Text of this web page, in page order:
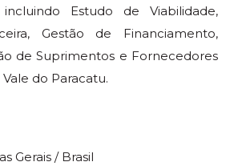
Estudo de Viabilidade,
Gestão de Financiamento,
de Suprimentos e Fornecedores
do Paracatu.
Gerais / Brasil